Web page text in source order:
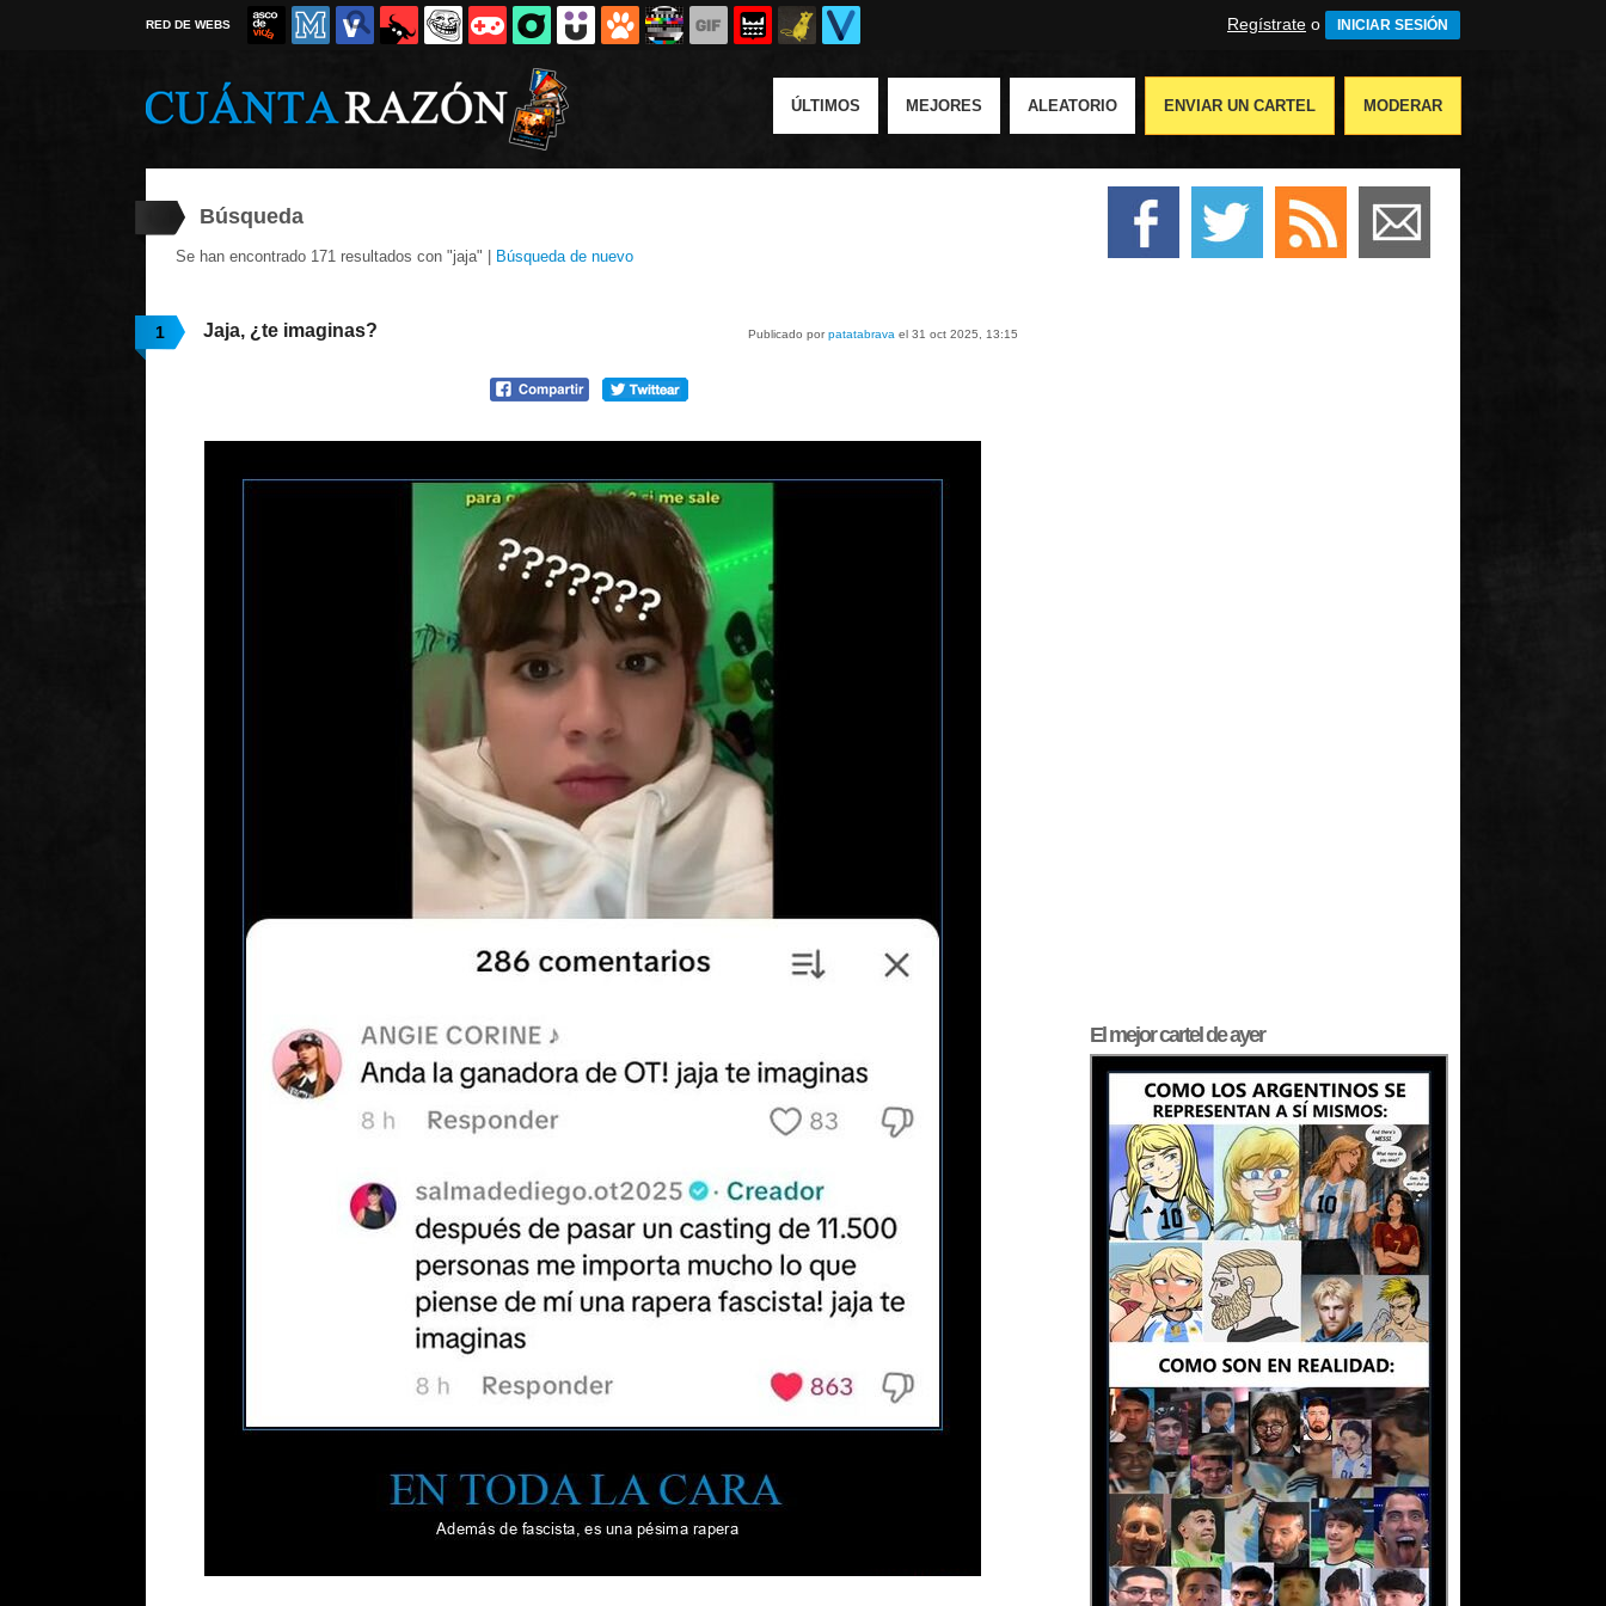
RED DE WEBS Regístrate o INICIAR SESIÓN
ÚLTIMOS MEJORES ALEATORIO ENVIAR UN CARTEL MODERAR
Búsqueda
Se han encontrado 171 resultados con "jaja" | Búsqueda de nuevo
1 Publicado porpatatabrava el 31 oct 2025, 13:15
Jaja, ¿te imaginas?
El mejorcartel de ayer